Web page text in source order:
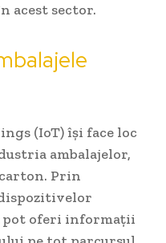
acest sector.
(IoT) își face loc
ambalajelor,
Prin
pot oferi informații